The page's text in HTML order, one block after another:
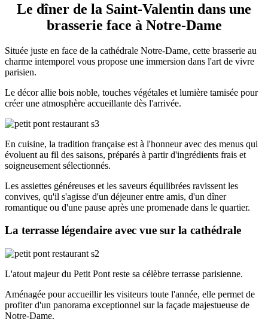
Le dîner de la Saint-Valentin dans une
brasserie face à Notre-Dame
Située juste en face de la cathédrale Notre-Dame, cette brasserie au
charme intemporel vous propose une immersion dans l'art de vivre
parisien.
Le décor allie bois noble, touches végétales et lumière tamisée pour
créer une atmosphère accueillante dès l'arrivée.
En cuisine, la tradition française est à l'honneur avec des menus qui
évoluent au fil des saisons, préparés à partir d'ingrédients frais et
soigneusement sélectionnés.
Les assiettes généreuses et les saveurs équilibrées ravissent les
convives, qu'il s'agisse d'un déjeuner entre amis, d'un dîner
romantique ou d'une pause après une promenade dans le quartier.
La terrasse légendaire avec vue sur la cathédrale
L'atout majeur du Petit Pont reste sa célèbre terrasse parisienne.
Aménagée pour accueillir les visiteurs toute l'année, elle permet de
profiter d'un panorama exceptionnel sur la façade majestueuse de
Notre-Dame.